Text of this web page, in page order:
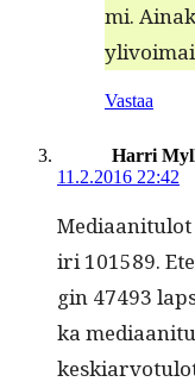
mi.
Vastaa
Harri
11.2.2016 22:42
iri 101589.
gin 47493
ka